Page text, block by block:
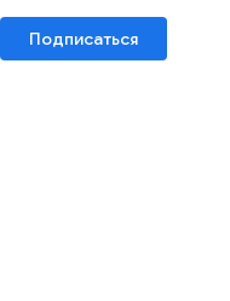
Подписаться